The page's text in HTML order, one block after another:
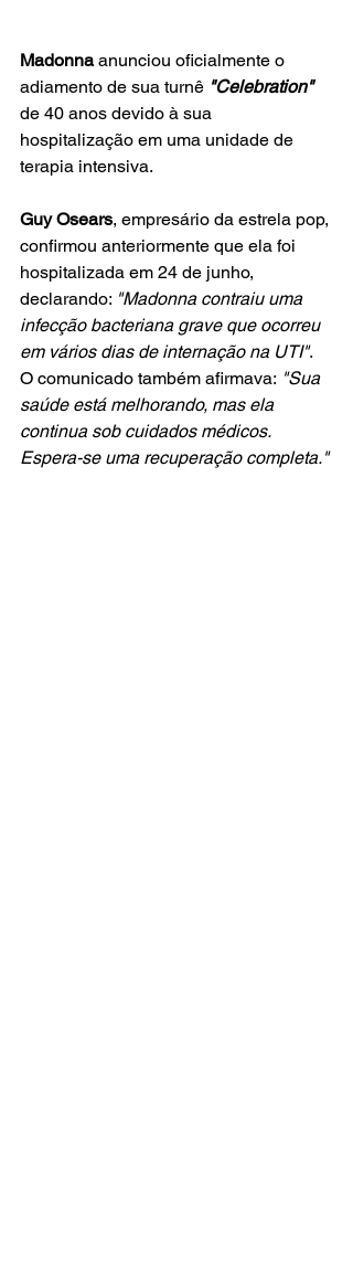
Madonna anunciou oficialmente o
adiamento de sua turnê "Celebration"
de 40 anos devido à sua
hospitalização em uma unidade de
terapia intensiva.
Guy Osears, empresário da estrela pop,
confirmou anteriormente que ela foi
hospitalizada em 24 de junho,
declarando: "Madonna contraiu uma
infecção bacteriana grave que ocorreu
em vários dias de internação na UTI".
O comunicado também afirmava: "Sua
saúde está melhorando, mas ela
continua sob cuidados médicos.
Espera-se uma recuperação completa."